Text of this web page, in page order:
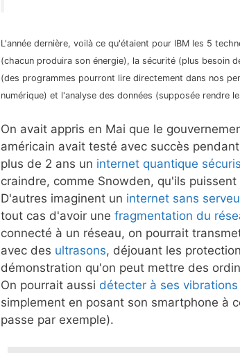
L'année dernière, voilà ce qu'étaient pour IBM les 5
(chacun produira son énergie), la sécurité (plus besoin
(des programmes pourront lire directement dans nos
numérique) et l'analyse des données (supposée rendre
On avait appris en Mai que le
américain avait testé avec succès pendant
plus de 2 ans un internet quantique
craindre, comme Snowden, qu'ils puissent
D'autres imaginent un internet sans
tout cas d'avoir une fragmentation du
connecté à un réseau, on pourrait
avec des ultrasons, déjouant les
démonstration qu'on peut mettre des
On pourrait aussi détecter à ses vibrations
simplement en posant son smartphone à
passe par exemple).